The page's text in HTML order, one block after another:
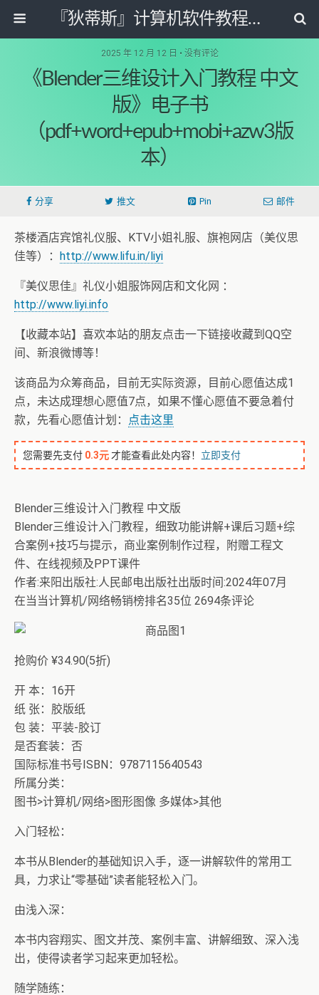
『狄蒂斯』计算机软件教程资源网
2025 年 12 月 12 日 • 没有评论
《Blender三维设计入门教程 中文
版》电子书
（pdf+word+epub+mobi+azw3版
本）
分享 推文 Pin 邮件
茶楼酒店宾馆礼仪服、KTV小姐礼服、旗袍网店（美仪思
佳等）： http://www.lifu.in/liyi
『美仪思佳』礼仪小姐服饰网店和文化网 ：
http://www.liyi.info
【收藏本站】喜欢本站的朋友点击一下链接收藏到QQ空
间、新浪微博等！
该商品为众筹商品，目前无实际资源，目前心愿值达成1
点，未达成理想心愿值7点，如果不懂心愿值不要急着付
款，先看心愿值计划：
点击这里
您需要先支付 0.3元 才能查看此处内容！ 立即支付
Blender三维设计入门教程 中文版
Blender三维设计入门教程，细致功能讲解+课后习题+综
合案例+技巧与提示，商业案例制作过程，附赠工程文
件、在线视频及PPT课件
作者:来阳出版社:人民邮电出版社出版时间:2024年07月
在当当计算机/网络畅销榜排名35位 2694条评论
抢购价 ¥34.90(5折)
开 本：16开
纸 张：胶版纸
包 装：平装-胶订
是否套装：否
国际标准书号ISBN：9787115640543
所属分类：
图书>计算机/网络>图形图像 多媒体>其他
入门轻松：
本书从Blender的基础知识入手，逐一讲解软件的常用工
具，力求让“零基础”读者能轻松入门。
由浅入深：
本书内容翔实、图文并茂、案例丰富、讲解细致、深入浅
出，使得读者学习起来更加轻松。
随学随练：